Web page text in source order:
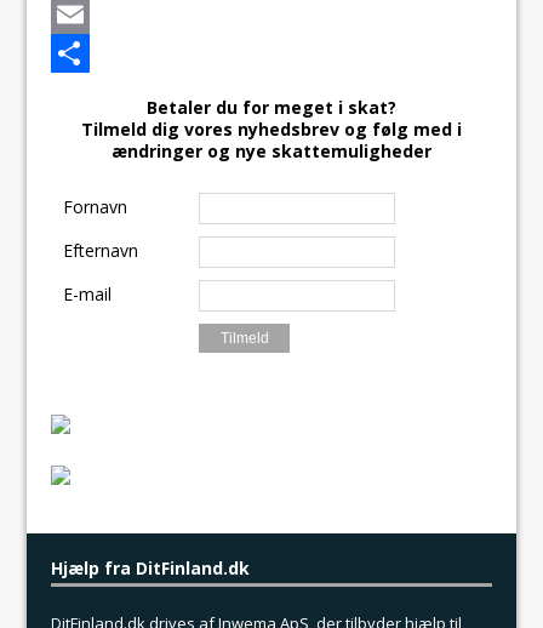
a
c
M
aE
Betaler du for meget i skat?
Tilmeld dig vores nyhedsbrev og følg med i
ændringer og nye skattemuligheder
Fornavn
Efternavn
E-mail
Hjælp fra DitFinland.dk
DitFinland.dk drives af Inwema ApS, der tilbyder hjælp til